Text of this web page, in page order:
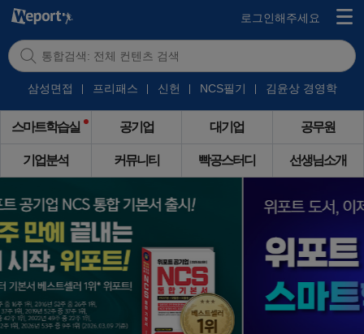
로그인해주세요
삼성면접 프리패스 신헌 NCS필기 김윤상 경영학
스마트학습실 공기업 대기업 공무원
기업분석 커뮤니티 빡공스터디 선생님소개